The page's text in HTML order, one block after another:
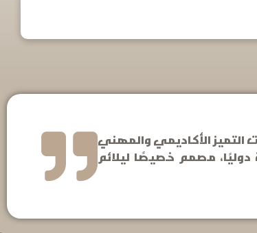
التميز الأكاديمي والمهني
مصمم خصيصًا ليلائم